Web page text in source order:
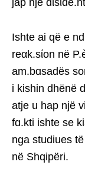
jap një
Ishte ai që e
reαk.sίon në
am.bɑsadës
i kishin dhënë
atje u hap një
fɑ.kti ishte se
nga studiues të
në Shqipëri.